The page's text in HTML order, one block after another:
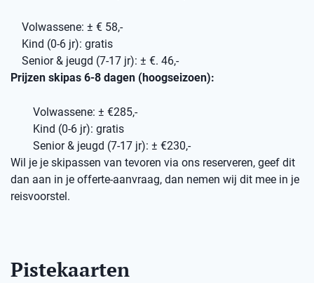
Volwassene: ± € 58,-
Kind (0-6 jr): gratis
Senior & jeugd (7-17 jr): ± €. 46,-
Prijzen skipas 6-8 dagen (hoogseizoen):
Volwassene: ± €285,-
Kind (0-6 jr): gratis
Senior & jeugd (7-17 jr): ± €230,-
Wil je je skipassen van tevoren via ons reserveren, geef dit
dan aan in je offerte-aanvraag, dan nemen wij dit mee in je
reisvoorstel.
Pistekaarten